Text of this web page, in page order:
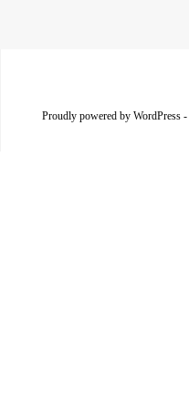
Proudly powered by WordPress-